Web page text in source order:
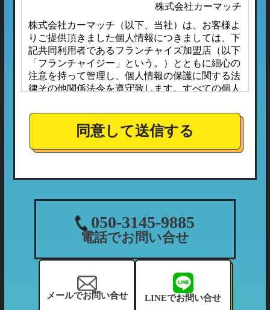
株式会社カーマッチ
株式会社カーマッチ（以下、当社）は、お客様よ
りご提供頂きました個人情報につきましては、下
記共同利用者であるフランチャイズ加盟店（以下
「フランチャイジー」という。）とともに細心の
注意を持って管理し、個人情報の保護に関する法
律その他関係法令を遵守致します。すべての個人
ほか、お客様ご本人の同意なしに第三者へ開示ま
たは提供されることはありません。
また、フランチャイジーとの間においては、事前
に個人情報保護に対する安全性を審査の上、個人
こととしており、適切な管理監督を行ってまいり
当社が収集する個人情報につきましては、下記の
利用目的の範囲内において利用させて頂きます。
（1）ご利用履歴・支払状況の確認など、当社の
利用状況の把握及び債権管理のため
（2）カーマッチフランチャイズ全体の市場調
同意して送信する
050-3145-9885
電話でお問い合せ
メールでお問い合せ LINEでお問い合せ